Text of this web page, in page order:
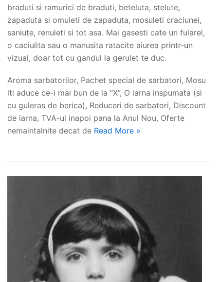
braduti si ramurici de braduti, beteluta, stelute,
zapaduta si omuleti de zapaduta, mosuleti craciunei,
saniute, renuleti si tot asa. Mai gasesti cate un fularel,
o caciulita sau o manusita ratacite aiurea printr-un
vizual, doar tot cu gandul la gerulet te duc.
Aroma sarbatorilor, Pachet special de sarbatori, Mosu
iti aduce ce-i mai bun de la “X”, O iarna inspumata (si
cu guleras de berica), Reduceri de sarbatori, Discount
de iarna, TVA-ul inapoi pana la Anul Nou, Oferte
nemaintalnite decat de Read More »